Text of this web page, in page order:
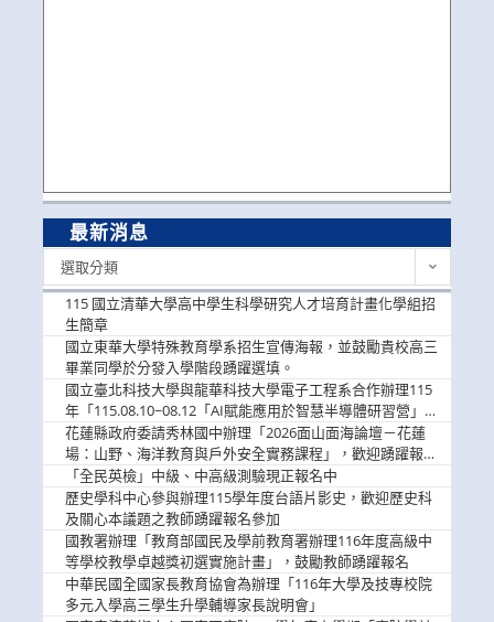
最新消息
選取分類
115 國立清華大學高中學生科學研究人才培育計畫化學組招
生簡章
國立東華大學特殊教育學系招生宣傳海報，並鼓勵貴校高三
畢業同學於分發入學階段踴躍選填。
國立臺北科技大學與龍華科技大學電子工程系合作辦理115
年「115.08.10~08.12「AI賦能應用於智慧半導體研習營」，
歡迎學生踴躍報名參加
花蓮縣政府委請秀林國中辦理「2026面山面海論壇－花蓮
場：山野、海洋教育與戶外安全實務課程」，歡迎踴躍報名
參加
「全民英檢」中級、中高級測驗現正報名中
歷史學科中心參與辦理115學年度台語片影史，歡迎歷史科
及關心本議題之教師踴躍報名參加
國教署辦理「教育部國民及學前教育署辦理116年度高級中
等學校教學卓越獎初選實施計畫」，鼓勵教師踴躍報名
中華民國全國家長教育協會為辦理「116年大學及技專校院
多元入學高三學生升學輔導家長說明會」